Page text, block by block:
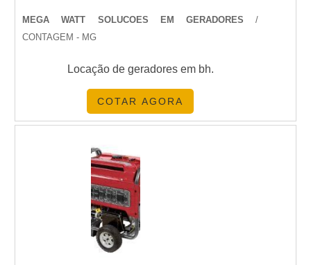
MEGA WATT SOLUCOES EM GERADORES /
CONTAGEM - MG
Locação de geradores em bh.
COTAR AGORA